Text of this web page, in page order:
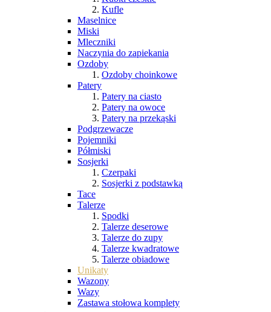
Kufle
Maselnice
Miski
Mleczniki
Naczynia do zapiekania
Ozdoby
Ozdoby choinkowe
Patery
Patery na ciasto
Patery na owoce
Patery na przekąski
Podgrzewacze
Pojemniki
Półmiski
Sosjerki
Czerpaki
Sosjerki z podstawką
Tace
Talerze
Spodki
Talerze deserowe
Talerze do zupy
Talerze kwadratowe
Talerze obiadowe
Unikaty
Wazony
Wazy
Zastawa stołowa komplety